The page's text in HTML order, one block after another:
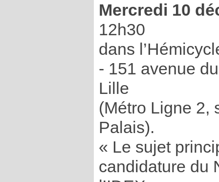
Mercredi 10
12h30
dans
- 151 avenue
Lille
(Métro Ligne 2,
Palais).
« Le sujet
candidature du